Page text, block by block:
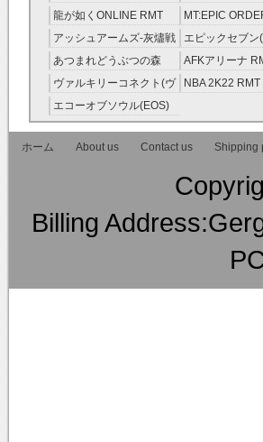
ニーカラーズ(
RMT
龍が如くONLINE RMT
MT:EPIC
ピック・オーダ
RMT
アッシュアームズ‐灰燼戦
線 RMT
エピックセブン
Seven) RMT
あつまれどうぶつの森
RMT
AFKアリーナ
ヴァルキリーコネクト(ヴ
ァルコネ) RMT
NBA 2K22 RMT
エコーオブソウル(EOS)
RMT
ホーム
About us Contact us Shipping
Billing